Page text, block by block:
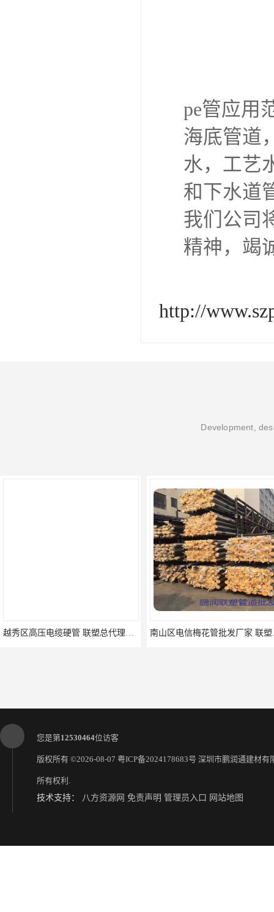
pe管应用
海底管道
水，工艺
和下水道
我们公司
精神，竭
http://
Development,
越秀区高压电缆硬管 联塑总代理批发 南山
深圳龙华区高压电缆硬管代理 联塑总代理批发
您是第12530464位访客
版权所有 ©2026-08-07 粤ICP备2024178683号 深圳市鹏润通建材有
所有权利.
技术支持： 八方资源网 免责声明 管理员入口 网站地图